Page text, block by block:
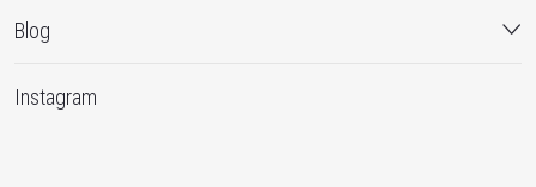
Blog
Instagram